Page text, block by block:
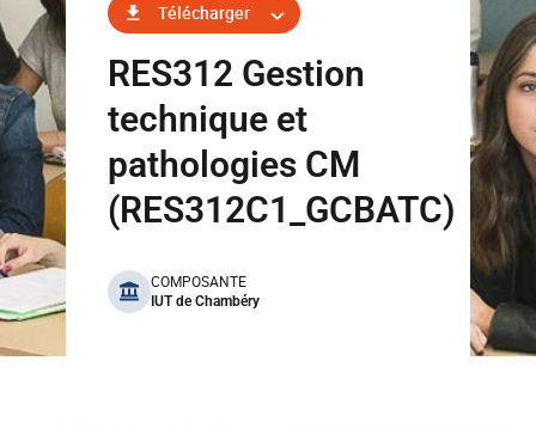
Télécharger
RES312 Gestion
technique et
pathologies CM
(RES312C1_GCBATC)
benefits
COMPOSANTE
IUT de Chambéry